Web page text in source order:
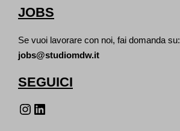
JOBS
Se vuoi lavorare con noi, fai domanda su:
jobs@studiomdw.it
SEGUICI
Instagram LinkedIn